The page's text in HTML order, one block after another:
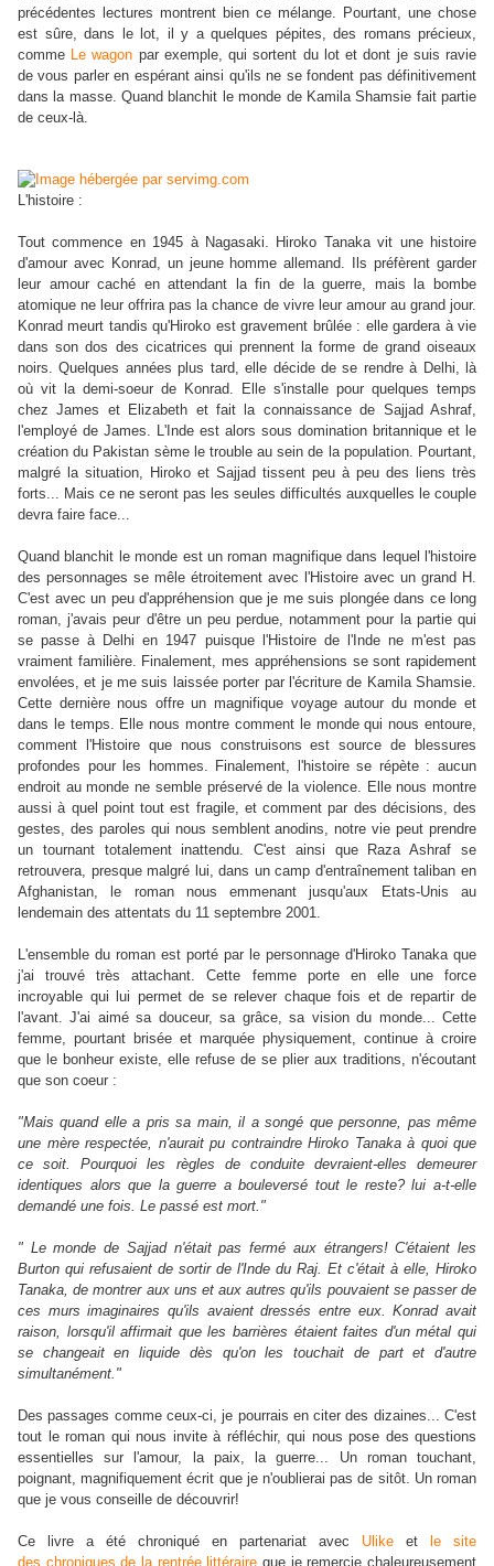
précédentes lectures montrent bien ce mélange. Pourtant, une chose
est sûre, dans le lot, il y a quelques pépites, des romans précieux,
comme Le wagon par exemple, qui sortent du lot et dont je suis ravie
de vous parler en espérant ainsi qu'ils ne se fondent pas définitivement
dans la masse. Quand blanchit le monde de Kamila Shamsie fait partie
de ceux-là.
L'histoire :
Tout commence en 1945 à Nagasaki. Hiroko Tanaka vit une histoire
d'amour avec Konrad, un jeune homme allemand. Ils préfèrent garder
leur amour caché en attendant la fin de la guerre, mais la bombe
atomique ne leur offrira pas la chance de vivre leur amour au grand jour.
Konrad meurt tandis qu'Hiroko est gravement brûlée : elle gardera à vie
dans son dos des cicatrices qui prennent la forme de grand oiseaux
noirs. Quelques années plus tard, elle décide de se rendre à Delhi, là
où vit la demi-soeur de Konrad. Elle s'installe pour quelques temps
chez James et Elizabeth et fait la connaissance de Sajjad Ashraf,
l'employé de James. L'Inde est alors sous domination britannique et le
création du Pakistan sème le trouble au sein de la population. Pourtant,
malgré la situation, Hiroko et Sajjad tissent peu à peu des liens très
forts... Mais ce ne seront pas les seules difficultés auxquelles le couple
devra faire face...
Quand blanchit le monde est un roman magnifique dans lequel l'histoire
des personnages se mêle étroitement avec l'Histoire avec un grand H.
C'est avec un peu d'appréhension que je me suis plongée dans ce long
roman, j'avais peur d'être un peu perdue, notamment pour la partie qui
se passe à Delhi en 1947 puisque l'Histoire de l'Inde ne m'est pas
vraiment familière. Finalement, mes appréhensions se sont rapidement
envolées, et je me suis laissée porter par l'écriture de Kamila Shamsie.
Cette dernière nous offre un magnifique voyage autour du monde et
dans le temps. Elle nous montre comment le monde qui nous entoure,
comment l'Histoire que nous construisons est source de blessures
profondes pour les hommes. Finalement, l'histoire se répète : aucun
endroit au monde ne semble préservé de la violence. Elle nous montre
aussi à quel point tout est fragile, et comment par des décisions, des
gestes, des paroles qui nous semblent anodins, notre vie peut prendre
un tournant totalement inattendu. C'est ainsi que Raza Ashraf se
retrouvera, presque malgré lui, dans un camp d'entraînement taliban en
Afghanistan, le roman nous emmenant jusqu'aux Etats-Unis au
lendemain des attentats du 11 septembre 2001.
L'ensemble du roman est porté par le personnage d'Hiroko Tanaka que
j'ai trouvé très attachant. Cette femme porte en elle une force
incroyable qui lui permet de se relever chaque fois et de repartir de
l'avant. J'ai aimé sa douceur, sa grâce, sa vision du monde... Cette
femme, pourtant brisée et marquée physiquement, continue à croire
que le bonheur existe, elle refuse de se plier aux traditions, n'écoutant
que son coeur :
"Mais quand elle a pris sa main, il a songé que personne, pas même
une mère respectée, n'aurait pu contraindre Hiroko Tanaka à quoi que
ce soit. Pourquoi les règles de conduite devraient-elles demeurer
identiques alors que la guerre a bouleversé tout le reste? lui a-t-elle
demandé une fois. Le passé est mort."
" Le monde de Sajjad n'était pas fermé aux étrangers! C'étaient les
Burton qui refusaient de sortir de l'Inde du Raj. Et c'était à elle, Hiroko
Tanaka, de montrer aux uns et aux autres qu'ils pouvaient se passer de
ces murs imaginaires qu'ils avaient dressés entre eux. Konrad avait
raison, lorsqu'il affirmait que les barrières étaient faites d'un métal qui
se changeait en liquide dès qu'on les touchait de part et d'autre
simultanément."
Des passages comme ceux-ci, je pourrais en citer des dizaines... C'est
tout le roman qui nous invite à réfléchir, qui nous pose des questions
essentielles sur l'amour, la paix, la guerre... Un roman touchant,
poignant, magnifiquement écrit que je n'oublierai pas de sitôt. Un roman
que je vous conseille de découvrir!
Ce livre a été chroniqué en partenariat avec Ulike et
le site
des chroniques de la rentrée littéraire que je remercie chaleureusement